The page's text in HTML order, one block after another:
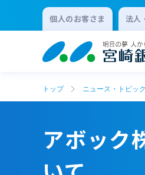
個人のお客さま 法人
トップ ニュース・トピッ
アボック